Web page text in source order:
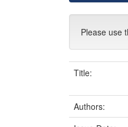
Please use
Title:
Authors: